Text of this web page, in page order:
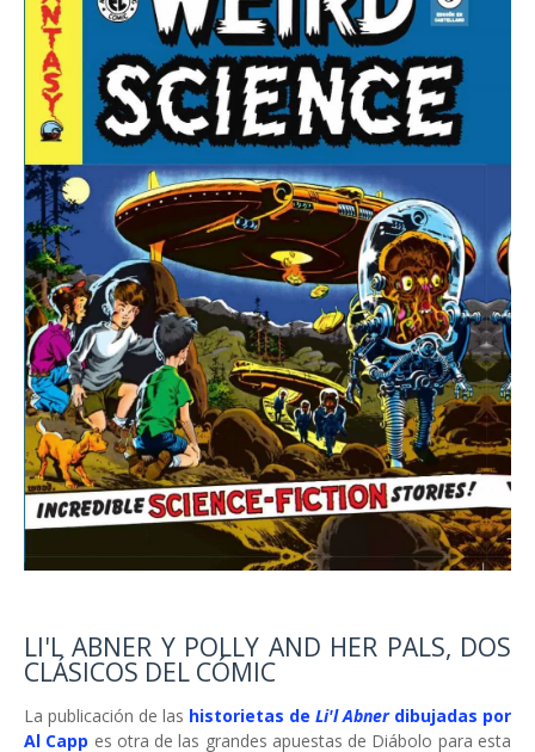
LI'L ABNER Y POLLY AND HER PALS, DOS
CLÁSICOS DEL CÓMIC
La publicación de las historietas de Li'l Abner dibujadas por
Al Capp es otra de las grandes apuestas de Diábolo para esta